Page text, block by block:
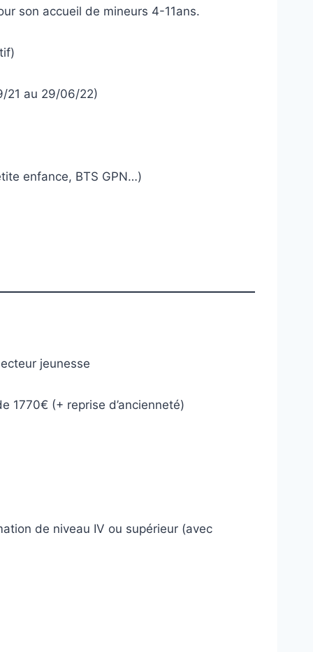
son accueil de mineurs 4-11ans.
21 au 29/06/22)
enfance, BTS GPN…)
jeunesse
1770€ (+ reprise d’ancienneté)
de niveau IV ou supérieur (avec